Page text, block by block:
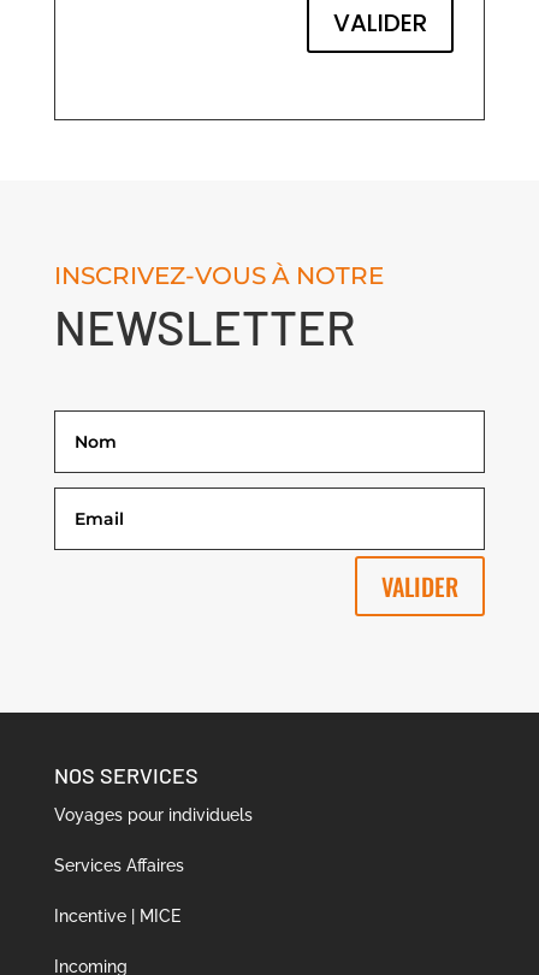
VALIDER
INSCRIVEZ-VOUS À NOTRE
NEWSLETTER
VALIDER
NOS SERVICES
Voyages pour individuels
Services Affaires
Incentive | MICE
Incoming